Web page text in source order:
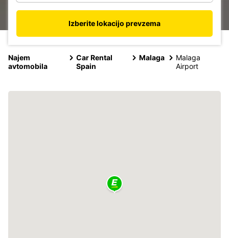
Izberite lokacijo prevzema
Najem
avtomobila
Car Rental
Spain
Malaga
Malaga
Airport